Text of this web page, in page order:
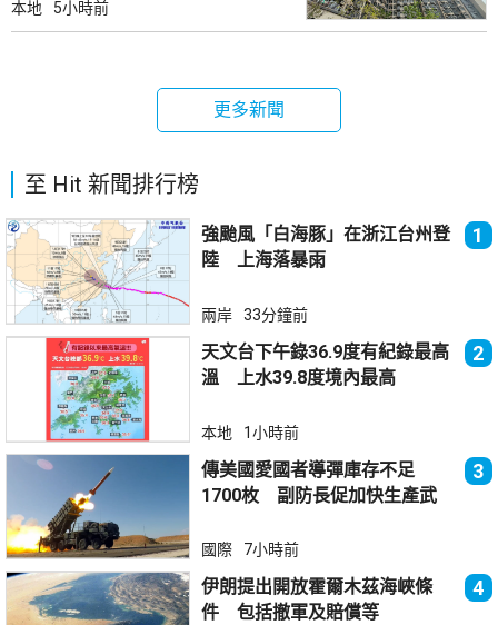
本地 5小時前
更多新聞
至 Hit 新聞排行榜
強颱風「白海豚」在浙江台州登
陸 上海落暴雨
1
兩岸 33分鐘前
天文台下午錄36.9度有紀錄最高
溫 上水39.8度境內最高
2
本地 1小時前
傳美國愛國者導彈庫存不足
1700枚 副防長促加快生產武
3
國際 7小時前
伊朗提出開放霍爾木茲海峽條
件 包括撤軍及賠償等
4